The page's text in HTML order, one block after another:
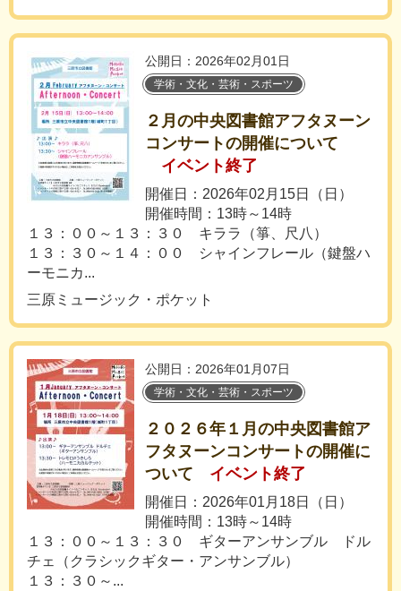
公開日：2026年02月01日
学術・文化・芸術・スポーツ
２月の中央図書館アフタヌーン
コンサートの開催について
イベント終了
開催日：2026年02月15日（日）
開催時間：13時～14時
１３：００～１３：３０ キララ（箏、尺八）
１３：３０～１４：００ シャインフレール（鍵盤ハ
ーモニカ...
三原ミュージック・ポケット
公開日：2026年01月07日
学術・文化・芸術・スポーツ
２０２６年１月の中央図書館ア
フタヌーンコンサートの開催に
ついて
イベント終了
開催日：2026年01月18日（日）
開催時間：13時～14時
１３：００～１３：３０ ギターアンサンブル ドル
チェ（クラシックギター・アンサンブル）
１３：３０～...